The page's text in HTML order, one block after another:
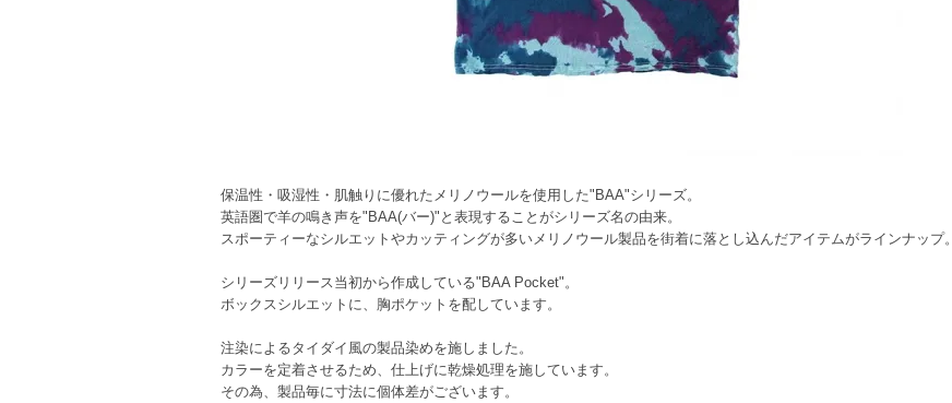
保温性・吸湿性・肌触りに優れたメリノウールを使用した"BAA"シリーズ。
英語圏で羊の鳴き声を"BAA(バー)"と表現することがシリーズ名の由来。
スポーティーなシルエットやカッティングが多いメリノウール製品を街着に落とし込んだアイテムがラインナップ。
シリーズリリース当初から作成している"BAA Pocket"。
ボックスシルエットに、胸ポケットを配しています。
注染によるタイダイ風の製品染めを施しました。
カラーを定着させるため、仕上げに乾燥処理を施しています。
その為、製品毎に寸法に個体差がございます。